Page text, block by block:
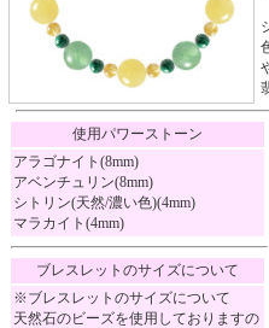
使用パワーストーン
アラゴナイト(8mm)
アベンチュリン(8mm)
シトリン(天然/濃い色)(4mm)
マラカイト(4mm)
ブレスレットのサイズについて
※ブレスレットのサイズについて
天然石のビーズを使用しておりますの